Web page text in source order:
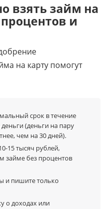
взять займ на
и
на карту помогут
срок в течение
(деньги на пару
чем на 30 дней).
15 тысяч рублей,
займе без процентов
и пишите только
о доходах или